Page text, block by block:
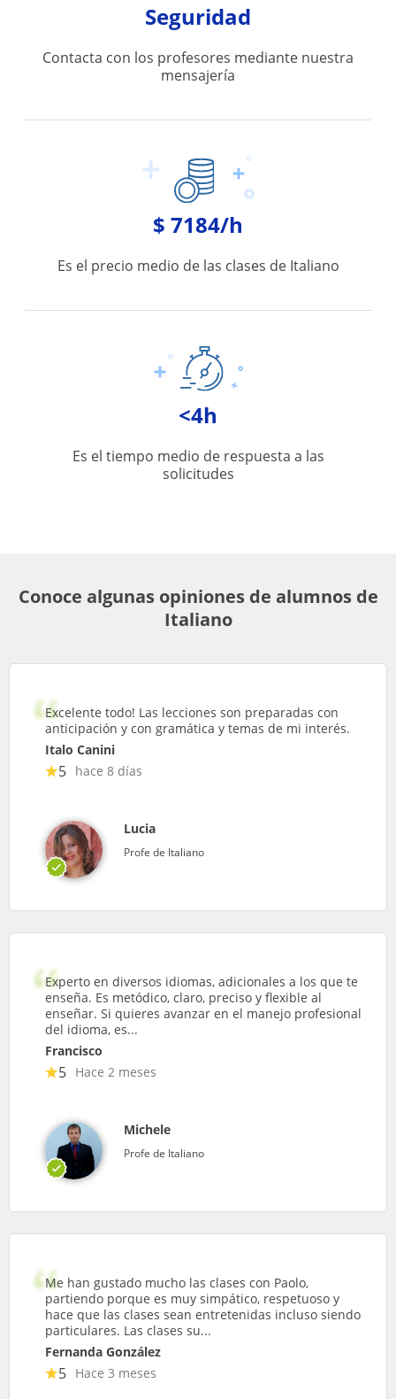
Seguridad
Contacta con los profesores mediante nuestra
mensajería
$ 7184/h
Es el precio medio de las clases de Italiano
<4h
Es el tiempo medio de respuesta a las
solicitudes
Conoce algunas opiniones de alumnos de
Italiano
Excelente todo! Las lecciones son preparadas con
anticipación y con gramática y temas de mi interés.
Italo Canini
5 hace 8 días
Lucia
Profe de Italiano
Experto en diversos idiomas, adicionales a los que te
enseña. Es metódico, claro, preciso y flexible al
enseñar. Si quieres avanzar en el manejo profesional
del idioma, es...
Francisco
5 Hace 2 meses
Michele
Profe de Italiano
Me han gustado mucho las clases con Paolo,
partiendo porque es muy simpático, respetuoso y
hace que las clases sean entretenidas incluso siendo
particulares. Las clases su...
Fernanda González
5 Hace 3 meses